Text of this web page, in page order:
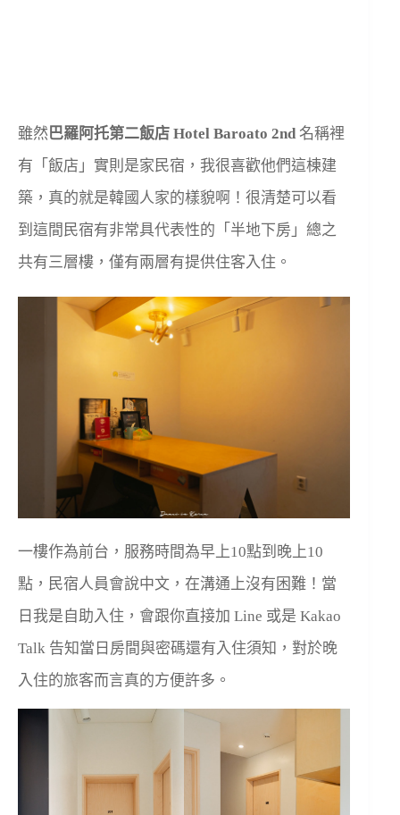
雖然巴羅阿托第二飯店 Hotel Baroato 2nd 名稱裡
有「飯店」實則是家民宿，我很喜歡他們這棟建
築，真的就是韓國人家的樣貌啊！很清楚可以看
到這間民宿有非常具代表性的「半地下房」總之
共有三層樓，僅有兩層有提供住客入住。
一樓作為前台，服務時間為早上10點到晚上10
點，民宿人員會說中文，在溝通上沒有困難！當
日我是自助入住，會跟你直接加 Line 或是 Kakao
Talk 告知當日房間與密碼還有入住須知，對於晚
入住的旅客而言真的方便許多。